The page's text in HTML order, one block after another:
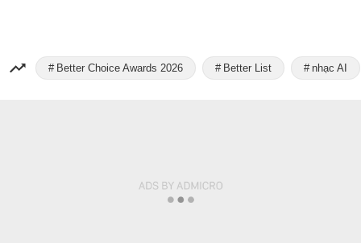
Better Choice Awards 2026 Better List nhạc AI